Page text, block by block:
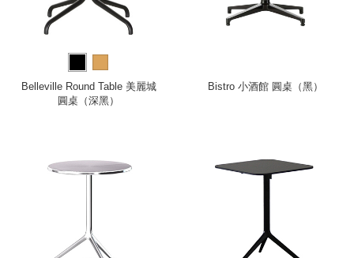
Belleville Round Table 美麗城
圓桌（深黑）
Bistro 小酒館 圓桌（黑）